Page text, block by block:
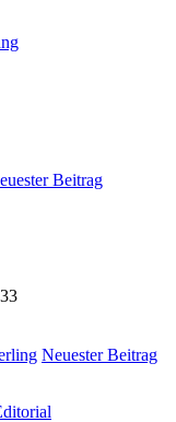
Beitrag
Neuester Beitrag